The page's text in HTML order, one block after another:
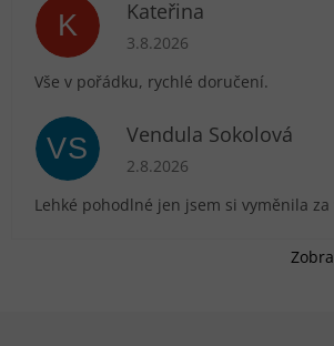
K Kateřina
Hodnocení obchodu je 5 z 5
3.8.2026
Vše v pořádku, rychlé doručení.
VS Vendula Sokolová
Hodnocení obchodu je 5 z 5
2.8.2026
Lehké pohodlné jen jsem si vyměnila